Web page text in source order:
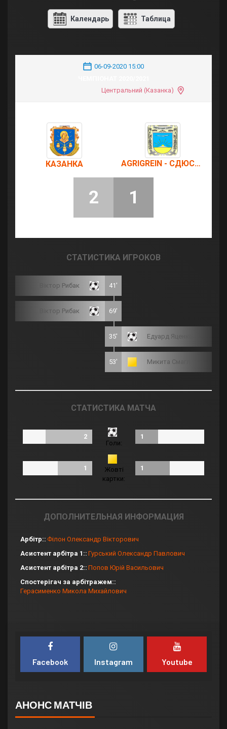
Календарь Таблица
06-09-2020 15:00
Центральний (Казанка)
КАЗАНКА AGRIGREIN - СДЮСШОР U18
2 1
СТАТИСТИКА ИГРОКОВ
Віктор Рибак 41'
Віктор Рибак 69'
35' Едуард Яценко
53' Микита Смаглі
СТАТИСТИКА МАТЧА
2
Голи:
1
1
Жовті
картки:
1
ДОПОЛНИТЕЛЬНАЯ ИНФОРМАЦИЯ
Арбітр: Філон Олександр Вікторович
Асистент арбітра 1: Гурський Олександр Павлович
Асистент арбітра 2: Попов Юрій Васильович
Спостерігач за арбітражем:
Герасименко Микола Михайлович
Facebook Instagram Youtube
АНОНС МАТЧІВ